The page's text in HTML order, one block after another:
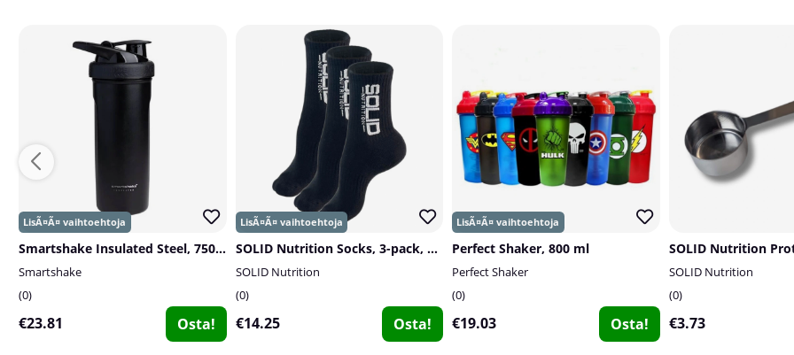
Smartshake Insulated Steel, 750 ml
Smartshake
0
€23.81 Osta!
SOLID Nutrition Socks, 3-pack, Black
SOLID Nutrition
0
€14.25 Osta!
Perfect Shaker, 800 ml
Perfect Shaker
0
€19.03 Osta!
SOLID Nutrition
0
€3.73